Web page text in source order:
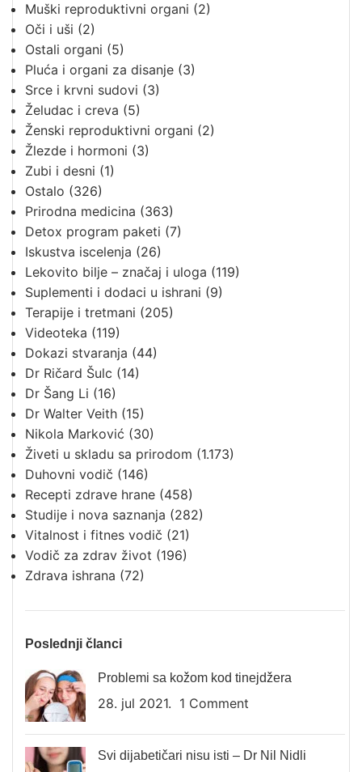
Muški reproduktivni organi (2)
Oči i uši (2)
Ostali organi (5)
Pluća i organi za disanje (3)
Srce i krvni sudovi (3)
Želudac i creva (5)
Ženski reproduktivni organi (2)
Žlezde i hormoni (3)
Zubi i desni (1)
Ostalo (326)
Prirodna medicina (363)
Detox program paketi (7)
Iskustva iscelenja (26)
Lekovito bilje – značaj i uloga (119)
Suplementi i dodaci u ishrani (9)
Terapije i tretmani (205)
Videoteka (119)
Dokazi stvaranja (44)
Dr Ričard Šulc (14)
Dr Šang Li (16)
Dr Walter Veith (15)
Nikola Marković (30)
Živeti u skladu sa prirodom (1.173)
Duhovni vodič (146)
Recepti zdrave hrane (458)
Studije i nova saznanja (282)
Vitalnost i fitnes vodič (21)
Vodič za zdrav život (196)
Zdrava ishrana (72)
Poslednji članci
Problemi sa kožom kod tinejdžera
28. jul 2021. 1 Comment
Svi dijabetičari nisu isti – Dr Nil Nidli